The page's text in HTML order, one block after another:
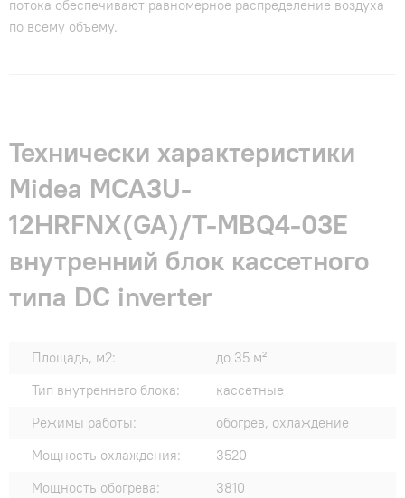
потока обеспечивают равномерное распределение воздуха
по всему объему.
Технически характеристики
Midea MCA3U-
12HRFNX(GA)/T-MBQ4-03E
внутренний блок кассетного
типа DC inverter
Площадь, м2:
до 35 м²
Тип внутреннего блока:
кассетные
Режимы работы:
обогрев, охлаждение
Мощность охлаждения:
3520
Мощность обогрева:
3810